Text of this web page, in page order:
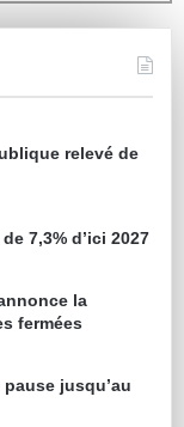
relevé de
7,3% d’ici 2027
la
fermées
jusqu’au